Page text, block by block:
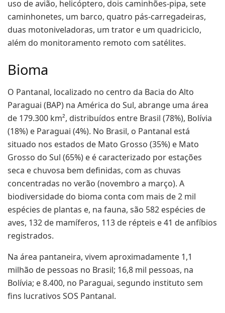
uso de avião, helicóptero, dois caminhões-pipa, sete
caminhonetes, um barco, quatro pás-carregadeiras,
duas motoniveladoras, um trator e um quadriciclo,
além do monitoramento remoto com satélites.
Bioma
O Pantanal, localizado no centro da Bacia do Alto
Paraguai (BAP) na América do Sul, abrange uma área
de 179.300 km², distribuídos entre Brasil (78%), Bolívia
(18%) e Paraguai (4%). No Brasil, o Pantanal está
situado nos estados de Mato Grosso (35%) e Mato
Grosso do Sul (65%) e é caracterizado por estações
seca e chuvosa bem definidas, com as chuvas
concentradas no verão (novembro a março). A
biodiversidade do bioma conta com mais de 2 mil
espécies de plantas e, na fauna, são 582 espécies de
aves, 132 de mamíferos, 113 de répteis e 41 de anfíbios
registrados.
Na área pantaneira, vivem aproximadamente 1,1
milhão de pessoas no Brasil; 16,8 mil pessoas, na
Bolívia; e 8.400, no Paraguai, segundo instituto sem
fins lucrativos SOS Pantanal.